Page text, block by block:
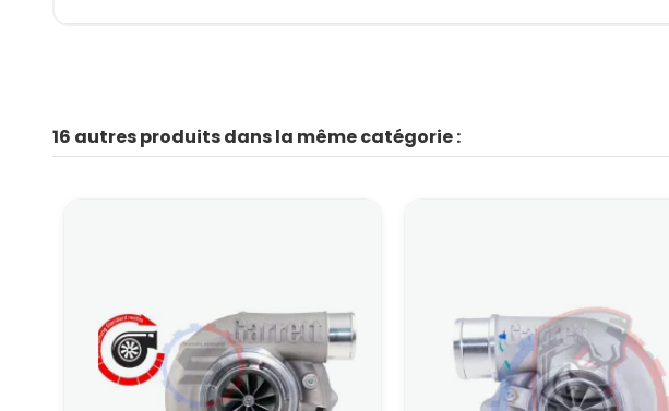
16 autres produits dans la même catégorie :